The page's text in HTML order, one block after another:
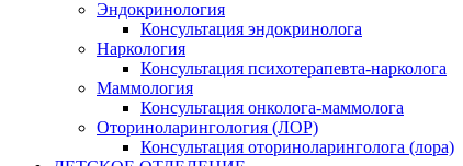
Эндокринология
Консультация эндокринолога
Наркология
Консультация психотерапевта-нарколога
Маммология
Консультация онколога-маммолога
Оториноларингология (ЛОР)
Консультация оториноларинголога (лора)